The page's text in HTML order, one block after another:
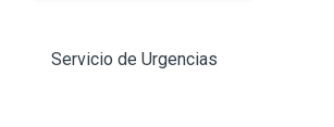
Servicio de Urgencias